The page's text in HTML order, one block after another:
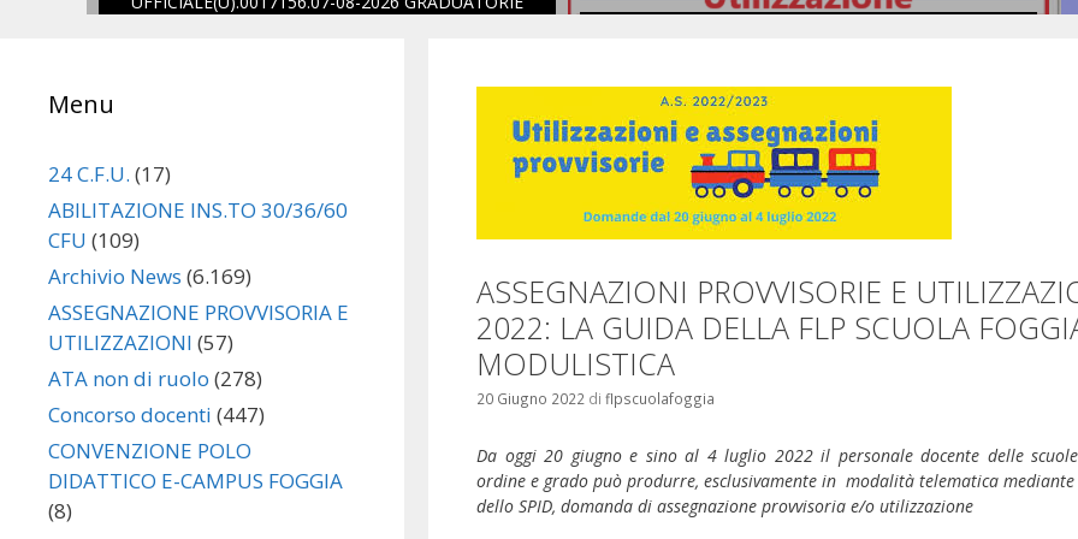
ASSEGNAZIONI PROVVISORIE E
2022: LA GUIDA DELLA FLP SCUOLA
MODULISTICA
20 Giugno 2022 di flpscuolafoggia
Da oggi 20 giugno e sino al 4 luglio 2022 il personale docente delle
ordine e grado può produrre, esclusivamente in modalità telematica mediante
dello SPID, domanda di assegnazione provvisoria e/o utilizzazione
Menu
24 C.F.U. (17)
ABILITAZIONE INS.TO 30/36/60
CFU (109)
Archivio News (6.169)
ASSEGNAZIONE PROVVISORIA E
UTILIZZAZIONI (57)
ATA non di ruolo (278)
Concorso docenti (447)
CONVENZIONE POLO
DIDATTICO E-CAMPUS FOGGIA
(8)